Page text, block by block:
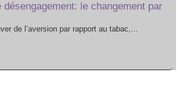
désengagement: le changement par
de l’aversion par rapport au tabac,...